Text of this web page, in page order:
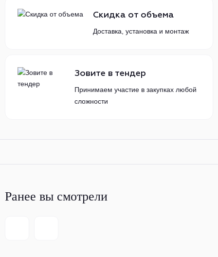
Скидка от объема
Доставка, установка и монтаж
Зовите в тендер
Принимаем участие в закупках любой
сложности
Ранее вы смотрели